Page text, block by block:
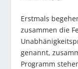
Erstmals
zusammen die
genannt,
Programm